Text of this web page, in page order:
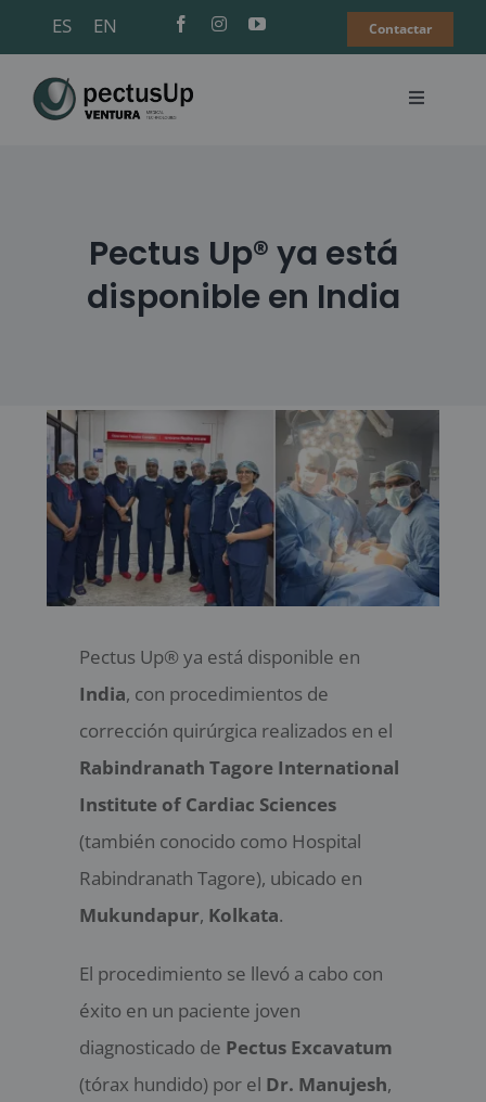
ES EN Contactar
Toggle
Encuentra un cirujano
Actualidad
Contáctanos
Pectus Up® ya está
disponible en India
Pectus Up® ya está disponible en
India, con procedimientos de
corrección quirúrgica realizados en el
Rabindranath Tagore International
Institute of Cardiac Sciences
(también conocido como Hospital
Rabindranath Tagore), ubicado en
Mukundapur, Kolkata.
El procedimiento se llevó a cabo con
éxito en un paciente joven
diagnosticado de Pectus Excavatum
(tórax hundido) por el Dr. Manujesh,